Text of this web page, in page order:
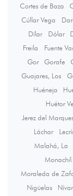
Cortes de Baza
Cúllar Vega
Dílar
Dólar
Freila
Fuente
Gor
Gorafe
Guajares, Los
Huéneja
Huétor
Jerez del
Láchar
Malahá, La
Monachil
Moraleda de
Nigüelas
Nívar